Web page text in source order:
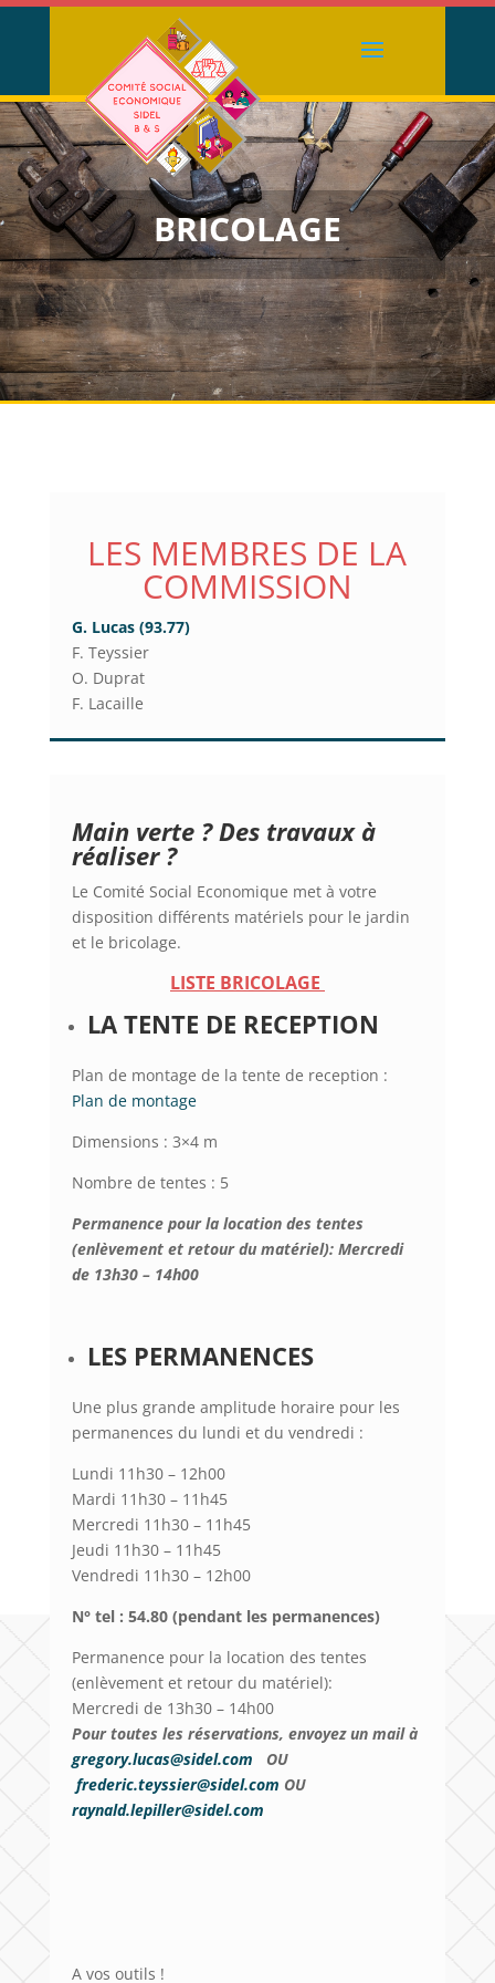
BRICOLAGE
LES MEMBRES DE LA
COMMISSION
G. Lucas (93.77)
F. Teyssier
O. Duprat
F. Lacaille
Main verte ? Des travaux à
réaliser ?
Le Comité Social Economique met à votre
disposition différents matériels pour le jardin
et le bricolage.
LISTE BRICOLAGE
LA TENTE DE RECEPTION
Plan de montage de la tente de reception :
Plan de montage
Dimensions : 3×4 m
Nombre de tentes : 5
Permanence pour la location des tentes
(enlèvement et retour du matériel): Mercredi
de 13h30 – 14h00
LES PERMANENCES
Une plus grande amplitude horaire pour les
permanences du lundi et du vendredi :
Lundi 11h30 – 12h00
Mardi 11h30 – 11h45
Mercredi 11h30 – 11h45
Jeudi 11h30 – 11h45
Vendredi 11h30 – 12h00
N° tel : 54.80 (pendant les permanences)
Permanence pour la location des tentes
(enlèvement et retour du matériel):
Mercredi de 13h30 – 14h00
Pour toutes les réservations, envoyez un mail à
gregory.lucas@sidel.com
OU
frederic.teyssier@sidel.com OU
raynald.lepiller@sidel.com
A vos outils !